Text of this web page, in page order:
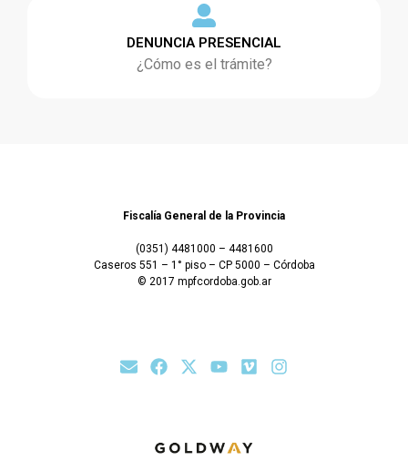
DENUNCIA PRESENCIAL
¿Cómo es el trámite?
Fiscalía General de la Provincia
(0351) 4481000 – 4481600
Caseros 551 – 1° piso – CP 5000 – Córdoba
© 2017 mpfcordoba.gob.ar